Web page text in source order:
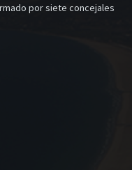
por siete concejales